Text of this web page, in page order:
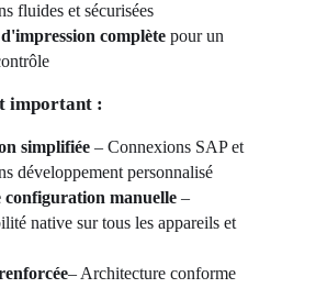
fluides et sécurisées
complète pour un
important :
simplifiée – Connexions SAP et
développement personnalisé
configuration manuelle –
native sur tous les appareils et
– Architecture conforme